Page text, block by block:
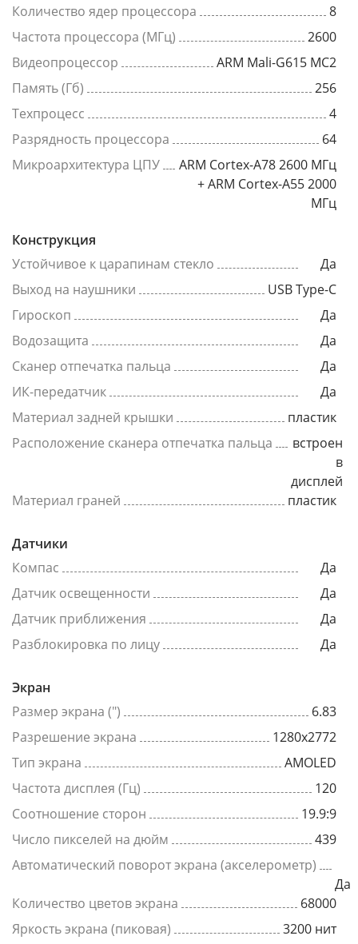
Количество ядер процессора
8
Частота процессора (МГц)
2600
Видеопроцессор
ARM Mali-G615 MC2
Память (Гб)
256
Техпроцесс
4
Разрядность процессора
64
Микроархитектура ЦПУ
ARM Cortex-A78 2600 МГц
+ ARM Cortex-A55 2000
МГц
Конструкция
Устойчивое к царапинам стекло
Да
Выход на наушники
USB Type-C
Гироскоп
Да
Водозащита
Да
Сканер отпечатка пальца
Да
ИК-передатчик
Да
Материал задней крышки
пластик
Расположение сканера отпечатка пальца
встроен
в
дисплей
Материал граней
пластик
Датчики
Компас
Да
Датчик освещенности
Да
Датчик приближения
Да
Разблокировка по лицу
Да
Экран
Размер экрана (")
6.83
Разрешение экрана
1280x2772
Тип экрана
AMOLED
Частота дисплея (Гц)
120
Соотношение сторон
19.9:9
Число пикселей на дюйм
439
Автоматический поворот экрана (акселерометр)
Да
Количество цветов экрана
68000
Яркость экрана (пиковая)
3200 нит